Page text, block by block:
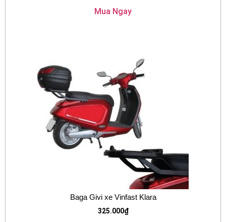
Mua Ngay
Baga Givi xe Vinfast Klara
325.000₫